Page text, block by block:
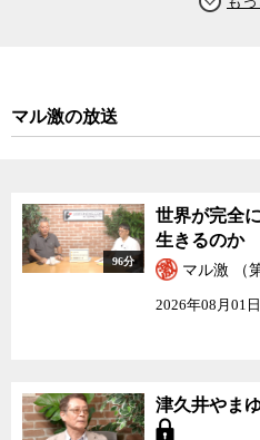
あるとの見方を示す。80年代後半
充足感を味わえなかったり、不全
ムという、一見荒唐無稽に聞こえ
地下鉄サリン事件から20年が経
れはどのような教訓を得ることが
何だったのか。そして現在の日本
のか。事件当時、ジャーナリスト
いた神保哲生による当時の取材映
マル激の放送
96分
世界が完全
生きるのか
マル激 （
2026年08月01日
津久井やま